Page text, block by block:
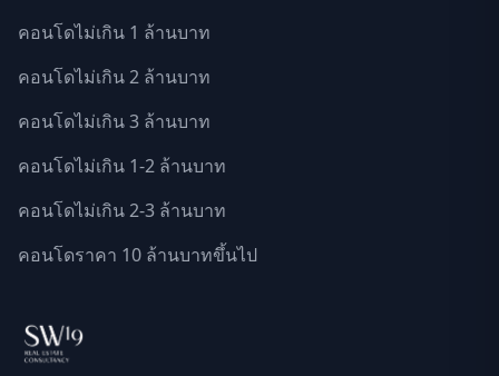
คอนโดไม่เกิน 1 ล้านบาท
คอนโดไม่เกิน 2 ล้านบาท
คอนโดไม่เกิน 3 ล้านบาท
คอนโดไม่เกิน 1-2 ล้านบาท
คอนโดไม่เกิน 2-3 ล้านบาท
คอนโดราคา 10 ล้านบาทขึ้นไป